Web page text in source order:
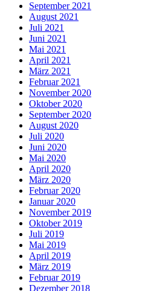
September 2021
August 2021
Juli 2021
Juni 2021
Mai 2021
April 2021
März 2021
Februar 2021
November 2020
Oktober 2020
September 2020
August 2020
Juli 2020
Juni 2020
Mai 2020
April 2020
März 2020
Februar 2020
Januar 2020
November 2019
Oktober 2019
Juli 2019
Mai 2019
April 2019
März 2019
Februar 2019
Dezember 2018